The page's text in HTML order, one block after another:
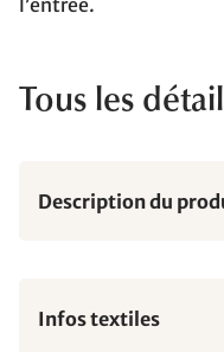
l’entrée.
Tous les
Description du
Infos textiles